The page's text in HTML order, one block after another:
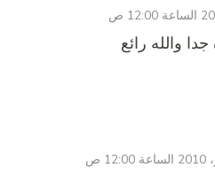
والله رائع